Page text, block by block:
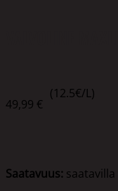
VALVOLINE
49,99 €
(12.5€/L)
Saatavuus: